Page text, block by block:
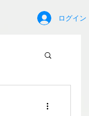
ログイン